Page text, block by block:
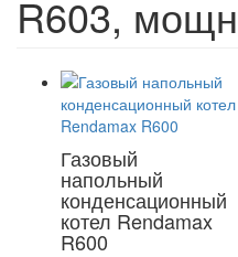
R603,
Газовый
напольный
конденсационный
котел Rendamax
R600